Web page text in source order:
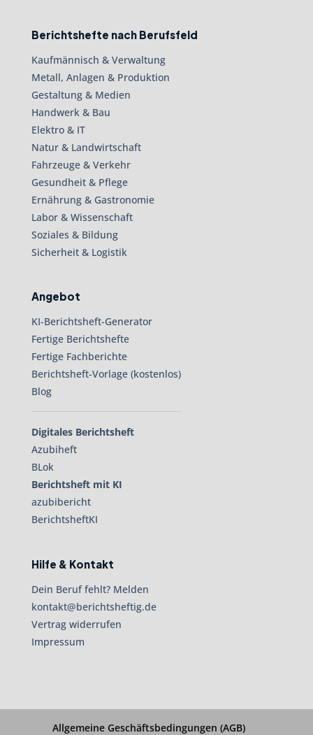
Berichtshefte nach Berufsfeld
Kaufmännisch & Verwaltung
Metall, Anlagen & Produktion
Gestaltung & Medien
Handwerk & Bau
Elektro & IT
Natur & Landwirtschaft
Fahrzeuge & Verkehr
Gesundheit & Pflege
Ernährung & Gastronomie
Labor & Wissenschaft
Soziales & Bildung
Sicherheit & Logistik
Angebot
KI-Berichtsheft-Generator
Fertige Berichtshefte
Fertige Fachberichte
Berichtsheft-Vorlage (kostenlos)
Blog
Digitales Berichtsheft
Azubiheft
BLok
Berichtsheft mit KI
azubibericht
BerichtsheftKI
Hilfe & Kontakt
Dein Beruf fehlt? Melden
kontakt@berichtsheftig.de
Vertrag widerrufen
Impressum
Allgemeine Geschäftsbedingungen (AGB)